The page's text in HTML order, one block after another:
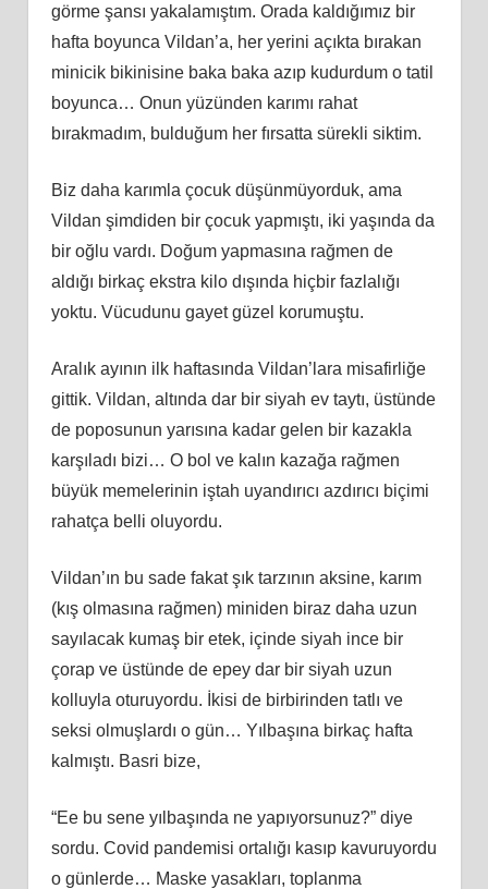
görme şansı yakalamıştım. Orada kaldığımız bir
hafta boyunca Vildan’a, her yerini açıkta bırakan
minicik bikinisine baka baka azıp kudurdum o tatil
boyunca… Onun yüzünden karımı rahat
bırakmadım, bulduğum her fırsatta sürekli siktim.
Biz daha karımla çocuk düşünmüyorduk, ama
Vildan şimdiden bir çocuk yapmıştı, iki yaşında da
bir oğlu vardı. Doğum yapmasına rağmen de
aldığı birkaç ekstra kilo dışında hiçbir fazlalığı
yoktu. Vücudunu gayet güzel korumuştu.
Aralık ayının ilk haftasında Vildan’lara misafirliğe
gittik. Vildan, altında dar bir siyah ev taytı, üstünde
de poposunun yarısına kadar gelen bir kazakla
karşıladı bizi… O bol ve kalın kazağa rağmen
büyük memelerinin iştah uyandırıcı azdırıcı biçimi
rahatça belli oluyordu.
Vildan’ın bu sade fakat şık tarzının aksine, karım
(kış olmasına rağmen) miniden biraz daha uzun
sayılacak kumaş bir etek, içinde siyah ince bir
çorap ve üstünde de epey dar bir siyah uzun
kolluyla oturuyordu. İkisi de birbirinden tatlı ve
seksi olmuşlardı o gün… Yılbaşına birkaç hafta
kalmıştı. Basri bize,
“Ee bu sene yılbaşında ne yapıyorsunuz?” diye
sordu. Covid pandemisi ortalığı kasıp kavuruyordu
o günlerde… Maske yasakları, toplanma